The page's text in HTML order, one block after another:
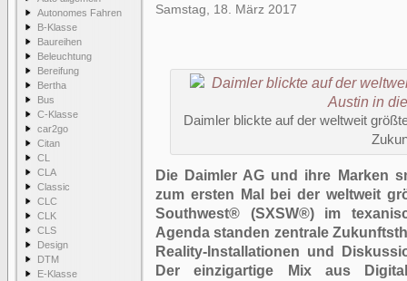
Autonomes Fahren
B-Klasse
Baureihen
Beleuchtung
Bereifung
Bertha
Bus
C-Klasse
car2go
Citan
CL
CLA
Classic
CLC
CLK
CLS
Design
DTM
E-Klasse
Samstag, 18. März 2017
Daimler blickte auf der weltweit
Die Daimler AG und ihre Marken
zum ersten Mal bei der weltweit
Southwest® (SXSW®) im
Agenda standen zentrale
Reality-Installationen und
Der einzigartige Mix aus